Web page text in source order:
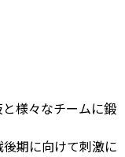
様々なチームに鍛
期に向けて刺激に